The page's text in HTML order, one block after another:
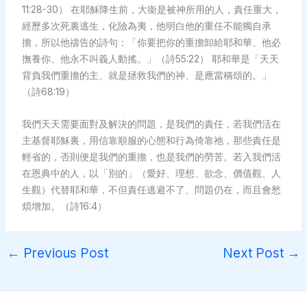
11:28-30） 在耶穌降生前，大衞是被神所用的人，責任重大，
經歷多次死裏逃生，化險為夷，他明白他的重任不能獨自承
擔，所以他禱告的詩句：「你要把你的重擔卸給耶和華、他必
撫養你、他永不叫義人動搖。」（詩55:22） 耶和華是「天天
背負我們重擔的主、就是拯救我們的神、是應當稱頌的。」
（詩68:19）
我們天天需要面對及解決的問題，是我們的責任，若我們活在
主基督耶穌裏，用信靠順服的心態和行為倚靠祂，那些責任是
輕省的，否則便是我們的重擔，也是我們的勞苦。若入我們活
在恩典中的人，以「別的」（愛好、理想、欲念、價值觀、人
生觀）代替耶和華，不但責任逃避不了、問題仍在，而且會愁
煩增加。（詩16:4）
← Previous Post Next Post →